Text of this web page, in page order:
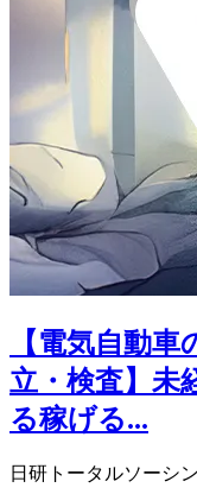
【電気自動
立・検査】未
る稼げる...
日研トータルソーシ